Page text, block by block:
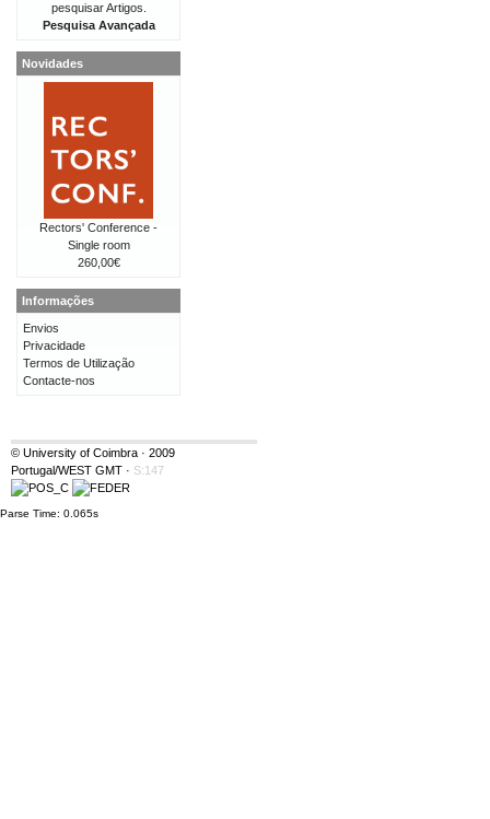
pesquisar Artigos.
Pesquisa Avançada
Novidades
Rectors' Conference -
Single room
260,00€
Informações
Envios
Privacidade
Termos de Utilização
Contacte-nos
© University of Coimbra · 2009
Portugal/WEST GMT · S:147
Parse Time: 0.065s